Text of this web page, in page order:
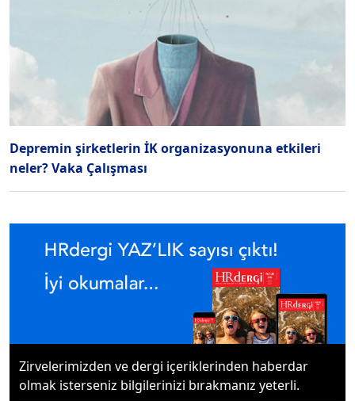
Depremin şirketlerin İK organizasyonuna etkileri
neler? Vaka Çalışması
Zirvelerimizden ve dergi içeriklerinden haberdar
olmak isterseniz bilgilerinizi bırakmanız yeterli.